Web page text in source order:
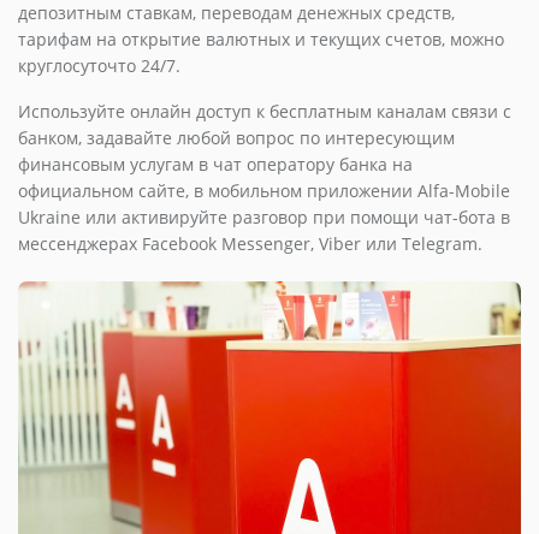
депозитным ставкам, переводам денежных средств,
тарифам на открытие валютных и текущих счетов, можно
круглосуточто 24/7.
Используйте онлайн доступ к бесплатным каналам связи с
банком, задавайте любой вопрос по интересующим
финансовым услугам в чат оператору банка на
официальном сайте, в мобильном приложении Alfa-Mobile
Ukraine или активируйте разговор при помощи чат-бота в
мессенджерах Facebook Messenger, Viber или Telegram.